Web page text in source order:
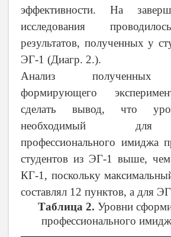
эффективности. На
исследования
результатов, полученных у
ЭГ-1 (Диагр. 2.).
Анализ полученных
формирующего
сделать вывод, что
необходимый для
профессионального имиджа
студентов из ЭГ-1 выше,
КГ-1, поскольку
составлял 12 пунктов, а для
Таблица 2. Уровни
профессионального